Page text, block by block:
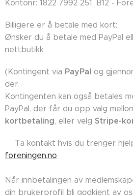
Kontonr: 1822 7992 251, B12 -
Billigere er å betale med kort:
Ønsker du å betale med PayPal
nettbutikk
(Kontingent via PayPal og
der.
Kontingenten kan også betales
PayPal, der får du opp valg
kortbetaling, eller velg Stripe-
👉🏼Ta kontakt hvis du trenger
foreningen.no
Når innbetalingen av
din brukerprofil bli godkjent av